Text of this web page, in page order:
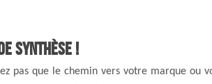
synthèse !
pas que le chemin vers votre marque ou